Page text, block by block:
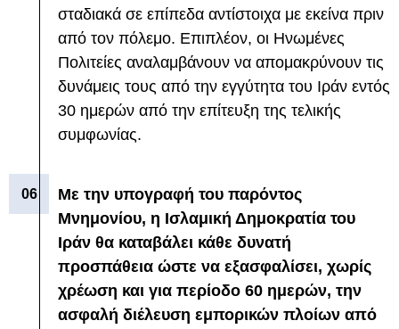
σταδιακά σε επίπεδα αντίστοιχα με εκείνα πριν
από τον πόλεμο. Επιπλέον, οι Ηνωμένες
Πολιτείες αναλαμβάνουν να απομακρύνουν τις
δυνάμεις τους από την εγγύτητα του Ιράν εντός
30 ημερών από την επίτευξη της τελικής
συμφωνίας.
Με την υπογραφή του παρόντος
Μνημονίου, η Ισλαμική Δημοκρατία του
Ιράν θα καταβάλει κάθε δυνατή
προσπάθεια ώστε να εξασφαλίσει, χωρίς
χρέωση και για περίοδο 60 ημερών, την
ασφαλή διέλευση εμπορικών πλοίων από